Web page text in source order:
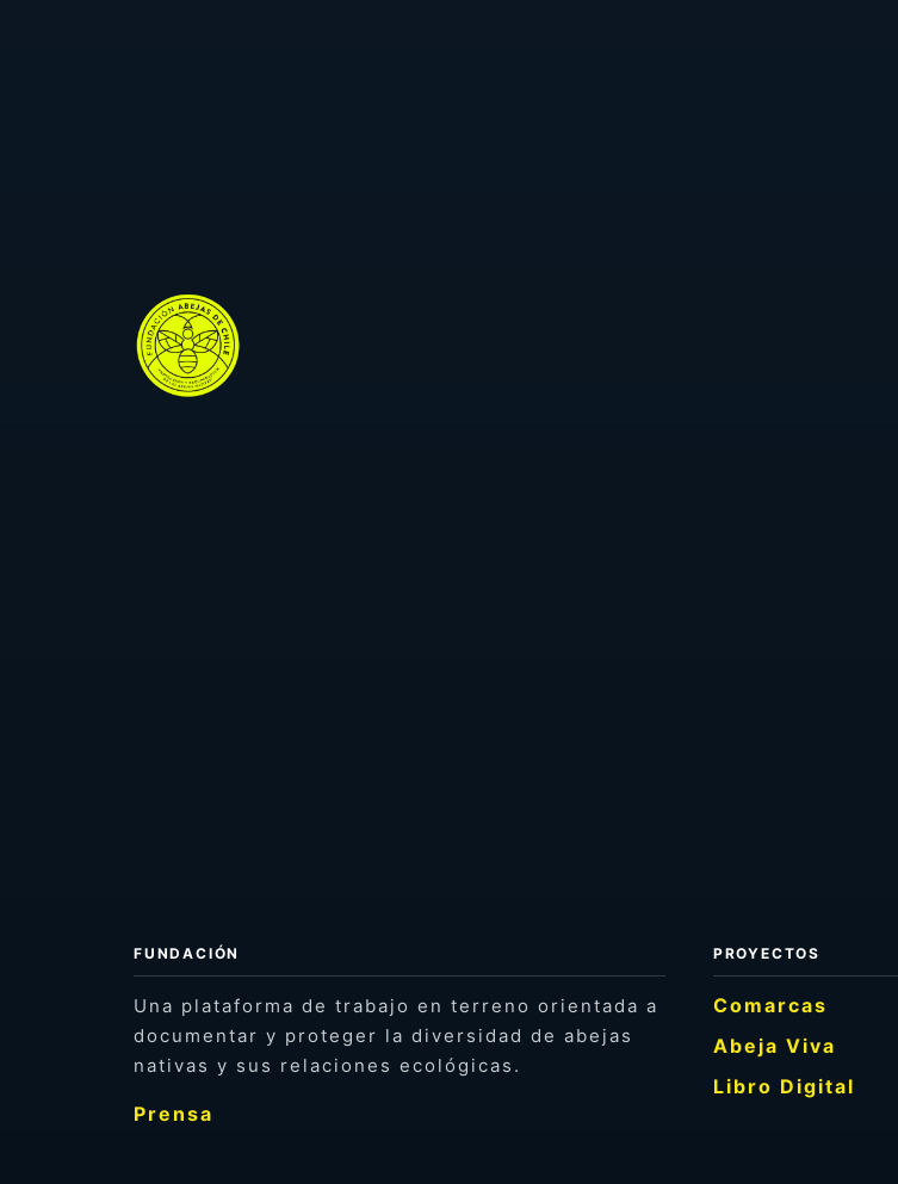
FUNDACIÓN
Una plataforma de trabajo en terreno orientada a
documentar y proteger la diversidad de abejas
nativas y sus relaciones ecológicas.
Prensa
PROYECTOS
Comarcas
Abeja Viva
Libro Digital